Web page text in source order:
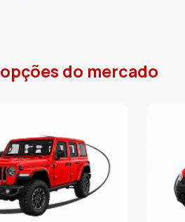
opções do mercado